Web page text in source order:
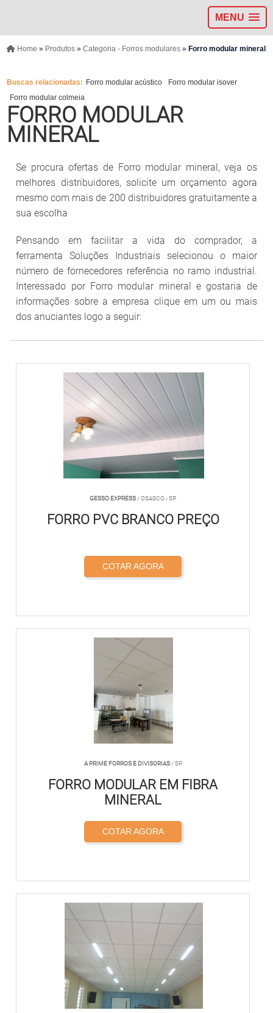
MENU
Home » Produtos» Categoria - Forros modulares» Forro modular mineral
Buscas relacionadas: Forro modular acústico
Forro modular isover
Forro modular colmeia
FORRO MODULAR
MINERAL
Se procura ofertas de Forro modular mineral, veja os
melhores distribuidores, solicite um orçamento agora
mesmo com mais de 200 distribuidores gratuitamente a
sua escolha
Pensando em facilitar a vida do comprador, a
ferramenta Soluções Industriais selecionou o maior
número de fornecedores referência no ramo industrial.
Interessado por Forro modular mineral e gostaria de
informações sobre a empresa clique em um ou mais
dos anuciantes logo a seguir:
GESSO EXPRESS / OSASCO - SP
FORRO PVC BRANCO PREÇO
COTAR AGORA
A PRIME FORROS E DIVISORIAS/ SP
FORRO MODULAR EM FIBRA
MINERAL
COTAR AGORA